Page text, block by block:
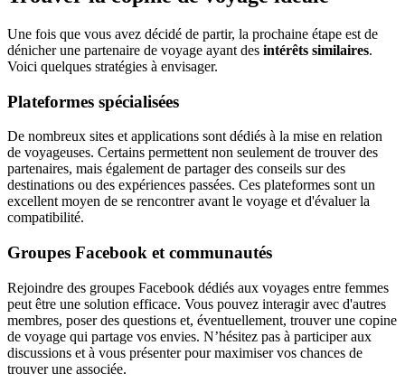
Une fois que vous avez décidé de partir, la prochaine étape est de
dénicher une partenaire de voyage ayant des intérêts similaires.
Voici quelques stratégies à envisager.
Plateformes spécialisées
De nombreux sites et applications sont dédiés à la mise en relation
de voyageuses. Certains permettent non seulement de trouver des
partenaires, mais également de partager des conseils sur des
destinations ou des expériences passées. Ces plateformes sont un
excellent moyen de se rencontrer avant le voyage et d'évaluer la
compatibilité.
Groupes Facebook et communautés
Rejoindre des groupes Facebook dédiés aux voyages entre femmes
peut être une solution efficace. Vous pouvez interagir avec d'autres
membres, poser des questions et, éventuellement, trouver une copine
de voyage qui partage vos envies. N’hésitez pas à participer aux
discussions et à vous présenter pour maximiser vos chances de
trouver une associée.